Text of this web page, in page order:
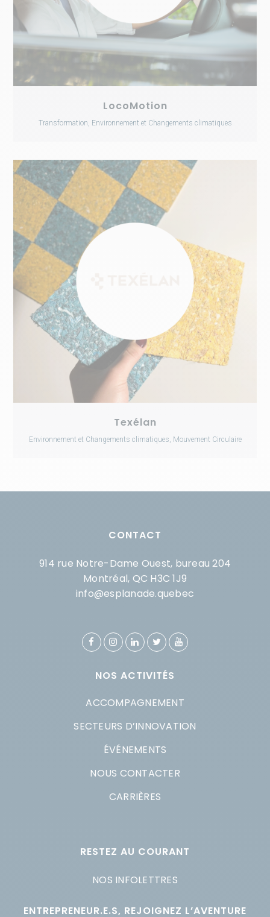
LocoMotion
Transformation, Environnement et Changements climatiques
Texélan
Environnement et Changements climatiques, Mouvement Circulaire
CONTACT
914 rue Notre-Dame Ouest, bureau 204
Montréal, QC H3C 1J9
info@esplanade.quebec
NOS ACTIVITÉS
ACCOMPAGNEMENT
SECTEURS D’INNOVATION
ÉVÉNEMENTS
NOUS CONTACTER
CARRIÈRES
RESTEZ AU COURANT
NOS INFOLETTRES
ENTREPRENEUR.E.S, REJOIGNEZ L’AVENTURE